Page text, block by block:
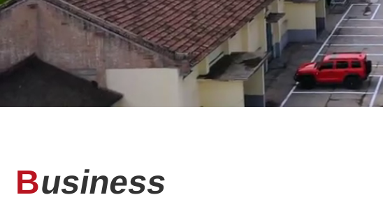
Business